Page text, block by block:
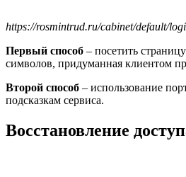
https://rosmintrud.ru/cabinet/default/
Первый способ – посетить
символов, придуманная клиентом
Второй способ – использование
подсказкам сервиса.
Восстановление